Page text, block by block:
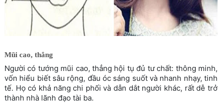
Mũi cao, thẳng
Người có tướng mũi cao, thẳng hội tụ đủ tư chất: thông minh,
vốn hiểu biết sâu rộng, đầu óc sáng suốt và nhanh nhạy, tinh
tế. Họ có khả năng chi phối và dẫn dắt người khác, rất dễ trở
thành nhà lãnh đạo tài ba.